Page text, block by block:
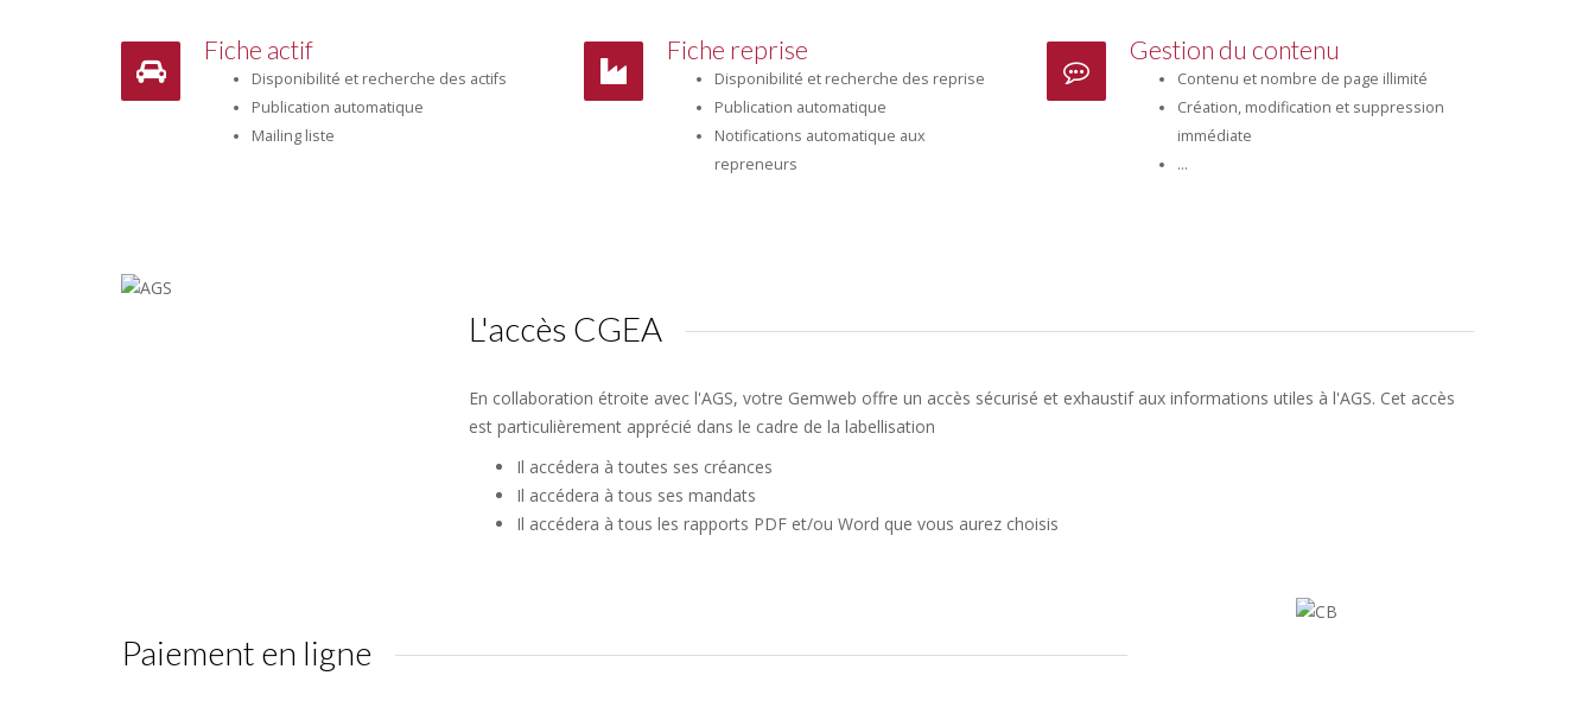
Fiche actif
Disponibilité et recherche des actifs
Publication automatique
Mailing liste
Fiche reprise
Disponibilité et recherche des reprise
Publication automatique
Notifications automatique aux
repreneurs
Gestion du contenu
Contenu et nombre de page illimité
Création, modification et suppression
immédiate
...
L'accès CGEA
En collaboration étroite avec l'AGS, votre Gemweb offre un accès sécurisé et exhaustif aux informations utiles à l'AGS. Cet accès
est particulièrement apprécié dans le cadre de la labellisation
Il accédera à toutes ses créances
Il accédera à tous ses mandats
Il accédera à tous les rapports PDF et/ou Word que vous aurez choisis
Paiement en ligne